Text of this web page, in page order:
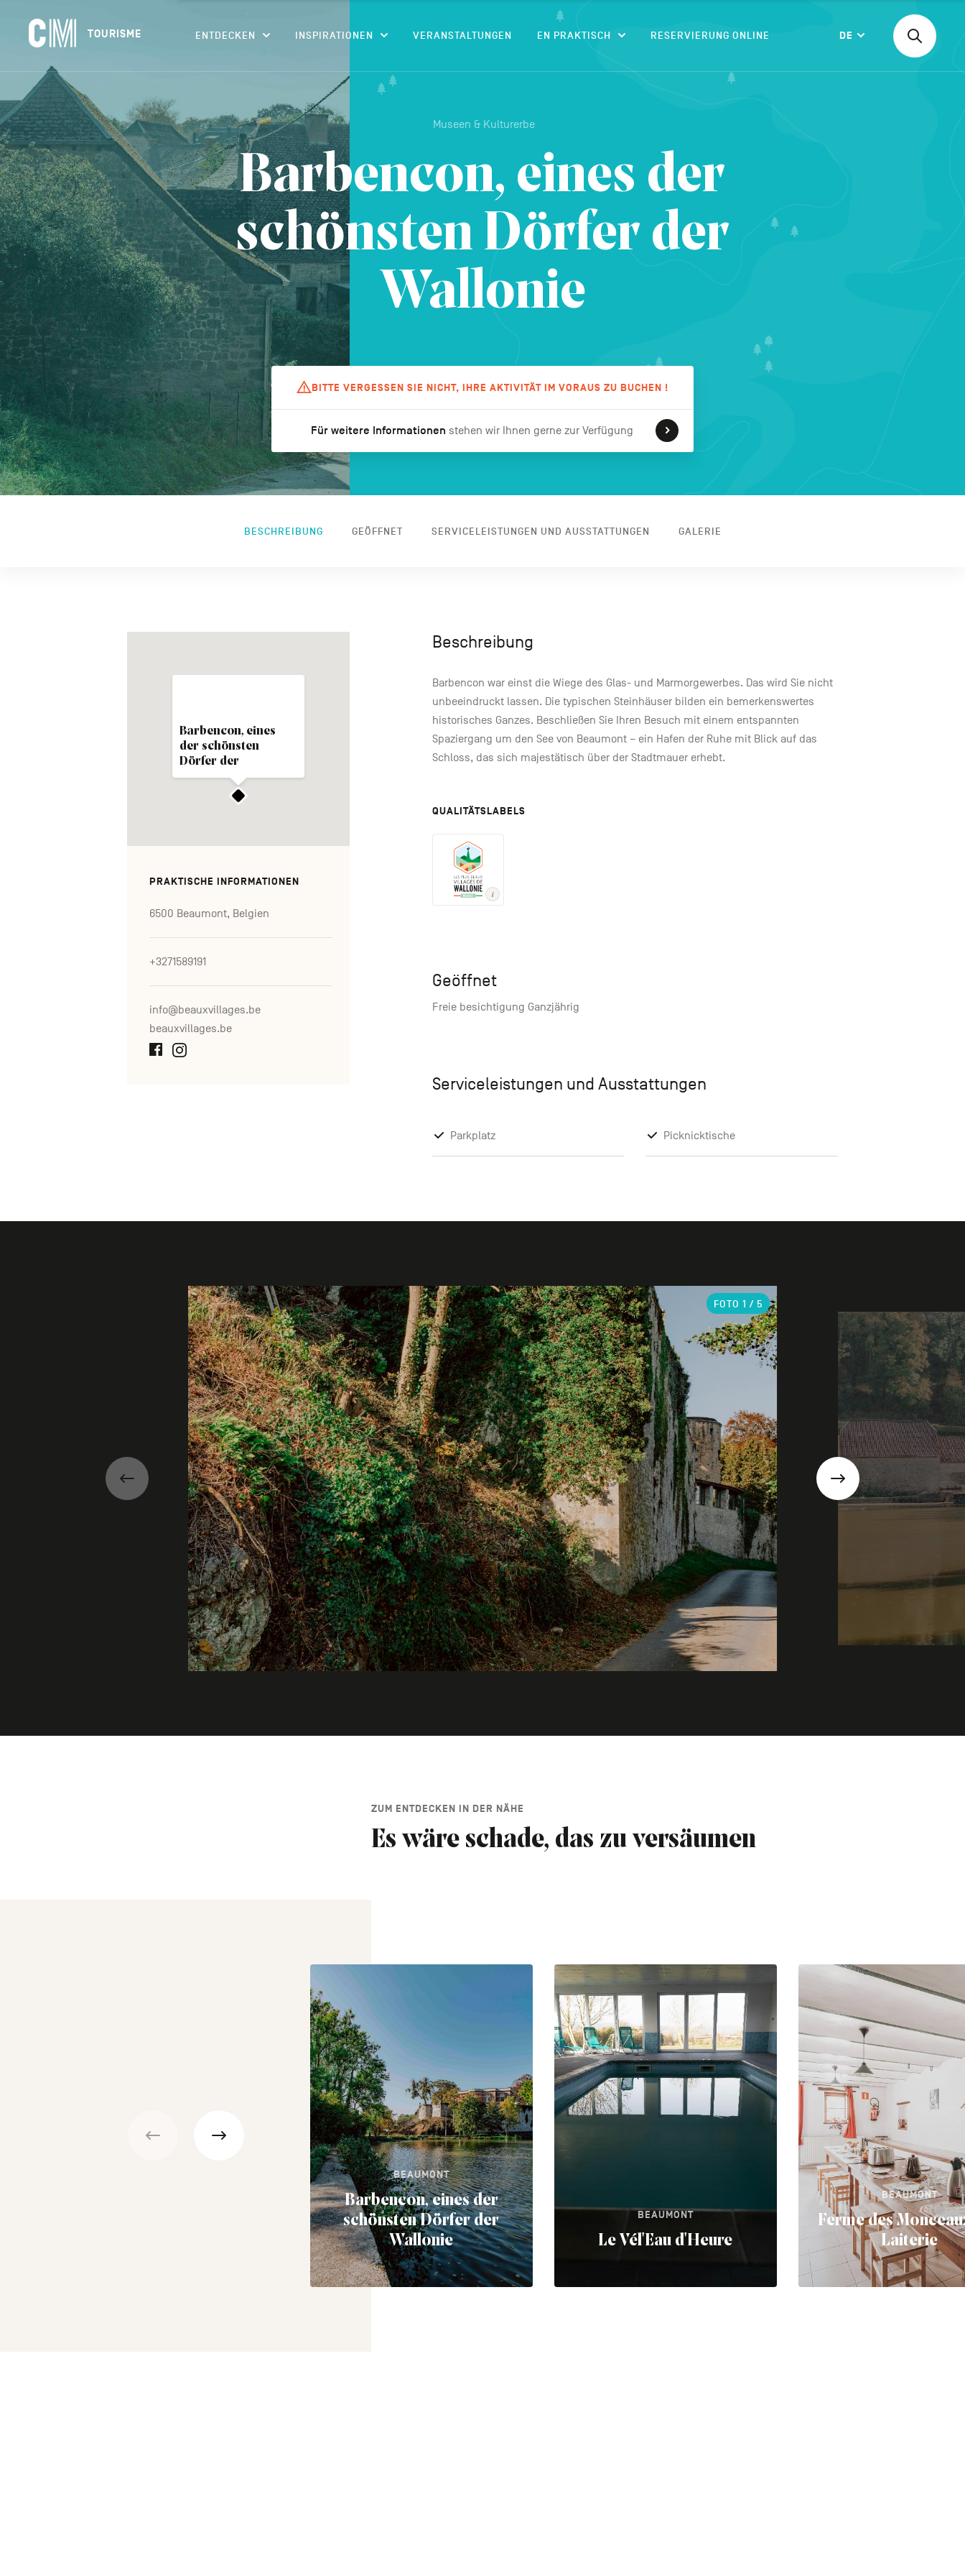
CM
Tourisme
TOURISME ENTDECKEN INSPIRATIONEN VERANSTALTUNGEN EN PRAKTISCH RESERVIERUNG ONLINE DE
Suchen
nach
Aktivität,
einer
Unterkunft…
BESTÄTIGEN
Museen & Kulturerbe
Barbencon, eines der
schönsten Dörfer der
Wallonie
BITTE VERGESSEN SIE NICHT, IHRE AKTIVITÄT IM VORAUS ZU BUCHEN !
Für weitere Informationen stehen wir Ihnen gerne zur Verfügung
BESCHREIBUNG GEÖFFNET SERVICELEISTUNGEN UND AUSSTATTUNGEN GALERIE
Barbencon, eines
der schönsten
Dörfer der
Wallonie
PRAKTISCHE INFORMATIONEN
6500 Beaumont, Belgien
+3271589191
info@beauxvillages.be
beauxvillages.be
Beschreibung
Barbencon war einst die Wiege des Glas- und Marmorgewerbes. Das wird Sie nicht
unbeeindruckt lassen. Die typischen Steinhäuser bilden ein bemerkenswertes
historisches Ganzes. Beschließen Sie Ihren Besuch mit einem entspannten
Spaziergang um den See von Beaumont – ein Hafen der Ruhe mit Blick auf das
Schloss, das sich majestätisch über der Stadtmauer erhebt.
QUALITÄTSLABELS
Geöffnet
Freie besichtigung Ganzjährig
Serviceleistungen und Ausstattungen
Parkplatz Picknicktische
Précédent Suivant
FOTO 1 / 5
ZUM ENTDECKEN IN DER NÄHE
Es wäre schade, das zu versäumen
BEAUMONT
Barbencon, eines der
schönsten Dörfer der
Wallonie
BEAUMONT
Le Vél'Eau d'Heure
BEAUMONT
Ferme des
Laiterie
Précédent Suivant